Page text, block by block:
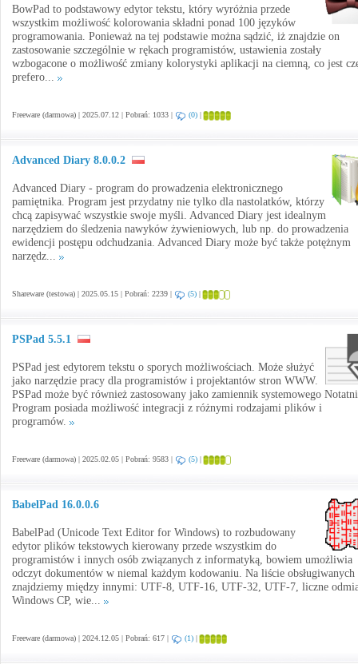
BowPad to podstawowy edytor tekstu, który wyróżnia przede
wszystkim możliwość kolorowania składni ponad 100 języków
programowania. Ponieważ na tej podstawie można sądzić, iż znajdzie on
zastosowanie szczególnie w rękach programistów, ustawienia zostały
wzbogacone o możliwość zmiany kolorystyki aplikacji na ciemną, co jest
prefero...
Freeware (darmowa) | 2025.07.12 | Pobrań: 1033 | (0) |
Advanced Diary 8.0.0.2
Advanced Diary - program do prowadzenia elektronicznego
pamiętnika. Program jest przydatny nie tylko dla nastolatków, którzy
chcą zapisywać wszystkie swoje myśli. Advanced Diary jest idealnym
narzędziem do śledzenia nawyków żywieniowych, lub np. do prowadzenia
ewidencji postępu odchudzania. Advanced Diary może być także potężnym
narzędz...
Shareware (testowa) | 2025.05.15 | Pobrań: 2239 | (5) |
PSPad 5.5.1
PSPad jest edytorem tekstu o sporych możliwościach. Może służyć
jako narzędzie pracy dla programistów i projektantów stron WWW.
PSPad może być również zastosowany jako zamiennik systemowego
Program posiada możliwość integracji z różnymi rodzajami plików i
programów.
Freeware (darmowa) | 2025.02.05 | Pobrań: 9583 | (5) |
BabelPad 16.0.0.6
BabelPad (Unicode Text Editor for Windows) to rozbudowany
edytor plików tekstowych kierowany przede wszystkim do
programistów i innych osób związanych z informatyką, bowiem umożliwia
odczyt dokumentów w niemal każdym kodowaniu. Na liście obsługiwanych
znajdziemy między innymi: UTF-8, UTF-16, UTF-32, UTF-7, liczne
Windows CP, wie...
Freeware (darmowa) | 2024.12.05 | Pobrań: 617 | (1) |